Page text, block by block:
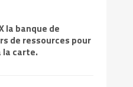
la banque de
de ressources pour
la carte.